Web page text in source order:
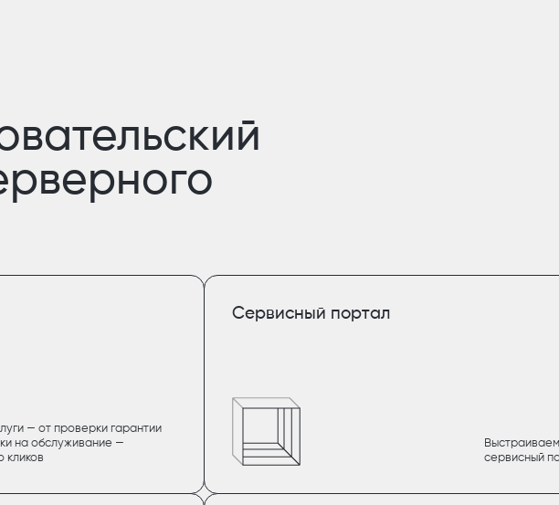
— от проверки гарантии
на обслуживание —
кликов
Сервисный портал
сервисный